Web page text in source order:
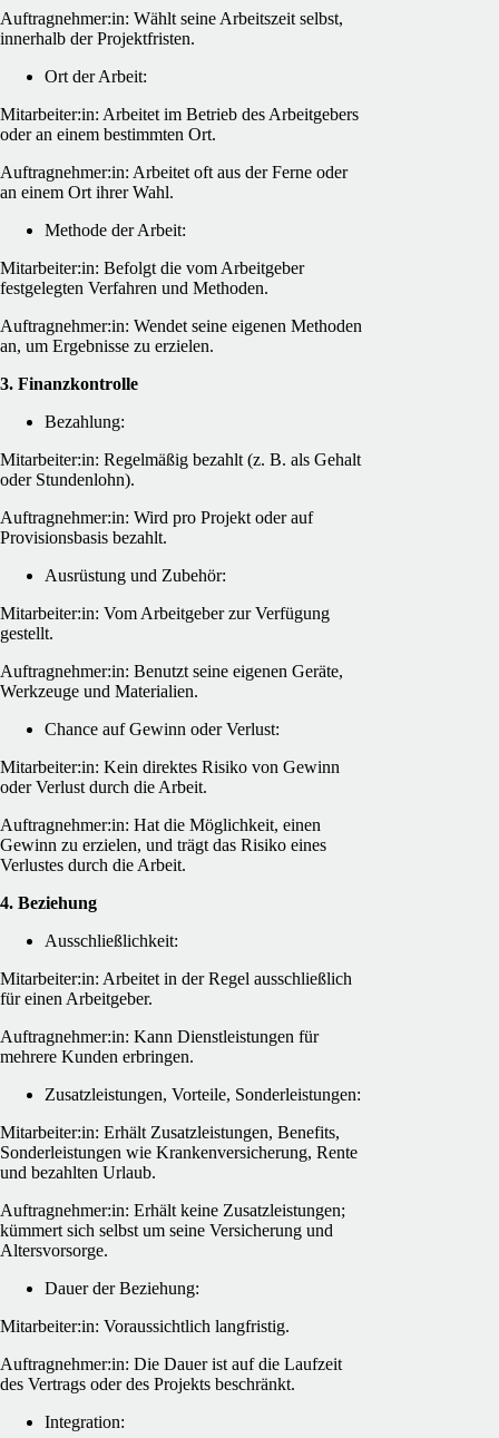
Auftragnehmer:in: Wählt seine Arbeitszeit selbst,
innerhalb der Projektfristen.
Ort der Arbeit:
Mitarbeiter:in: Arbeitet im Betrieb des Arbeitgebers
oder an einem bestimmten Ort.
Auftragnehmer:in: Arbeitet oft aus der Ferne oder
an einem Ort ihrer Wahl.
Methode der Arbeit:
Mitarbeiter:in: Befolgt die vom Arbeitgeber
festgelegten Verfahren und Methoden.
Auftragnehmer:in: Wendet seine eigenen Methoden
an, um Ergebnisse zu erzielen.
3. Finanzkontrolle
Bezahlung:
Mitarbeiter:in: Regelmäßig bezahlt (z. B. als Gehalt
oder Stundenlohn).
Auftragnehmer:in: Wird pro Projekt oder auf
Provisionsbasis bezahlt.
Ausrüstung und Zubehör:
Mitarbeiter:in: Vom Arbeitgeber zur Verfügung
gestellt.
Auftragnehmer:in: Benutzt seine eigenen Geräte,
Werkzeuge und Materialien.
Chance auf Gewinn oder Verlust:
Mitarbeiter:in: Kein direktes Risiko von Gewinn
oder Verlust durch die Arbeit.
Auftragnehmer:in: Hat die Möglichkeit, einen
Gewinn zu erzielen, und trägt das Risiko eines
Verlustes durch die Arbeit.
4. Beziehung
Ausschließlichkeit:
Mitarbeiter:in: Arbeitet in der Regel ausschließlich
für einen Arbeitgeber.
Auftragnehmer:in: Kann Dienstleistungen für
mehrere Kunden erbringen.
Zusatzleistungen, Vorteile, Sonderleistungen:
Mitarbeiter:in: Erhält Zusatzleistungen, Benefits,
Sonderleistungen wie Krankenversicherung, Rente
und bezahlten Urlaub.
Auftragnehmer:in: Erhält keine Zusatzleistungen;
kümmert sich selbst um seine Versicherung und
Altersvorsorge.
Dauer der Beziehung:
Mitarbeiter:in: Voraussichtlich langfristig.
Auftragnehmer:in: Die Dauer ist auf die Laufzeit
des Vertrags oder des Projekts beschränkt.
Integration: